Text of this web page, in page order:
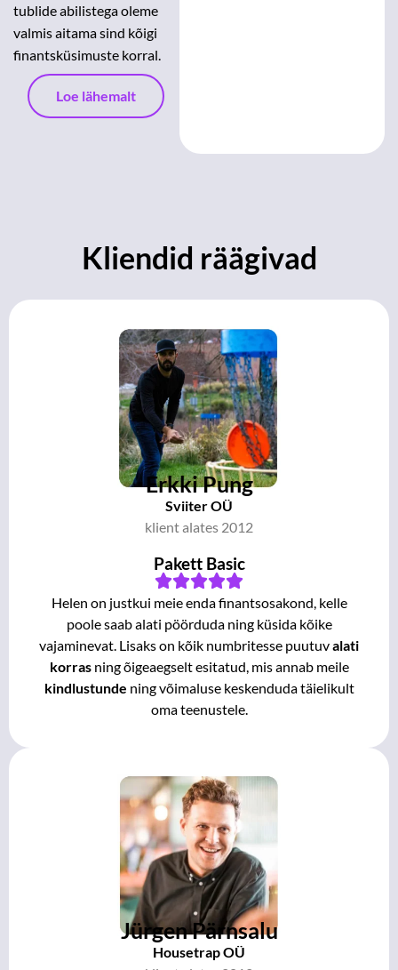
tublide abilistega oleme
valmis aitama sind kõigi
finantsküsimuste korral.
Loe lähemalt
Kliendid räägivad
Erkki Pung
Sviiter OÜ
klient alates 2012
Pakett Basic
Helen on justkui meie enda finantsosakond, kelle
poole saab alati pöörduda ning küsida kõike
vajaminevat. Lisaks on kõik numbritesse puutuvalati
korras ning õigeaegselt esitatud, misannab meile
kindlustunde ning võimaluse keskenduda täielikult
oma teenustele.
Jürgen Pärnsalu
Housetrap OÜ